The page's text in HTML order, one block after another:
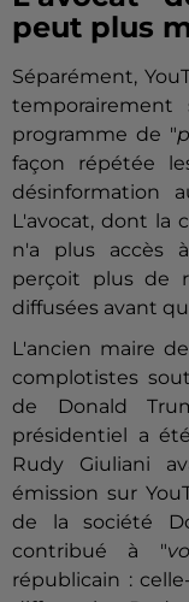
peut plus
Séparément,
programme de "
façon répétée
désinformation
L'avocat, dont la
n'a plus accès
perçoit plus de
diffusées avant
L'ancien maire
complotistes
de Donald
présidentiel a
Rudy Giuliani
émission sur
de la société
contribué à "
républicain :